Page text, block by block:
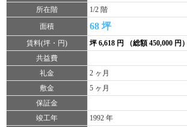
所在階
1/2 階
面積
68 坪
賃料(坪・円)
坪 6,618 円 （総額 450,000 円）
共益費
礼金
2 ヶ月
敷金
5 ヶ月
保証金
竣工年
1992 年